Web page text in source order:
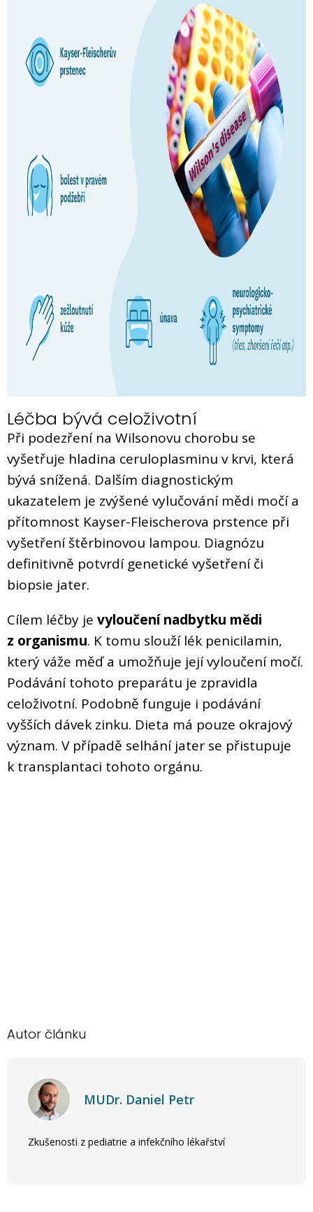
Léčba bývá celoživotní
Při podezření na Wilsonovu chorobu se
vyšetřuje hladina ceruloplasminu v krvi, která
bývá snížená. Dalším diagnostickým
ukazatelem je zvýšené vylučování mědi močí a
přítomnost Kayser-Fleischerova prstence při
vyšetření štěrbinovou lampou. Diagnózu
definitivně potvrdí genetické vyšetření či
biopsie jater.
Cílem léčby je vyloučení nadbytku mědi
z organismu. K tomu slouží lék penicilamin,
který váže měď a umožňuje její vyloučení močí.
Podávání tohoto preparátu je zpravidla
celoživotní. Podobně funguje i podávání
vyšších dávek zinku. Dieta má pouze okrajový
význam. V případě selhání jater se přistupuje
k transplantaci tohoto orgánu.
Autor článku
MUDr. Daniel Petr
Zkušenosti z pediatrie a infekčního lékařství